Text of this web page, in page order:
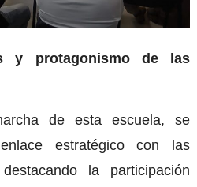
y protagonismo de las
de esta escuela, se
estratégico con las
la participación